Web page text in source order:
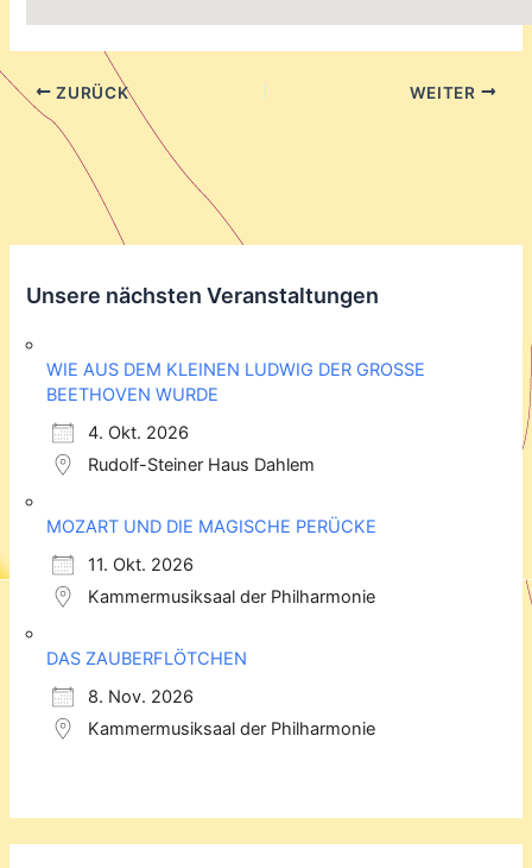
ZURÜCK WEITER
Unsere nächsten Veranstaltungen
WIE AUS DEM KLEINEN LUDWIG DER GROSSE
BEETHOVEN WURDE
4. Okt. 2026
Rudolf-Steiner Haus Dahlem
MOZART UND DIE MAGISCHE PERÜCKE
11. Okt. 2026
Kammermusiksaal der Philharmonie
DAS ZAUBERFLÖTCHEN
8. Nov. 2026
Kammermusiksaal der Philharmonie